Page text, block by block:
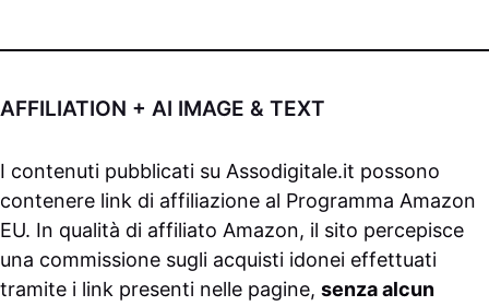
AFFILIATION + AI IMAGE & TEXT
I contenuti pubblicati su Assodigitale.it possono
contenere link di affiliazione al Programma Amazon
EU. In qualità di affiliato Amazon, il sito percepisce
una commissione sugli acquisti idonei effettuati
tramite i link presenti nelle pagine, senza alcun